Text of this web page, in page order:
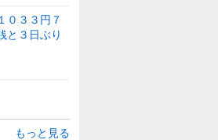
０３３円７
と３日ぶり
もっと見る